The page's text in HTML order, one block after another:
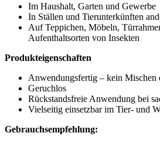
Im Haushalt, Garten und Gewerbe
In Ställen und Tierunterkünften
Auf Teppichen, Möbeln,
Aufenthaltsorten von Insekten
Produkteigenschaften
Anwendungsfertig – kein Mischen
Geruchlos
Rückstandsfreie Anwendung bei
Vielseitig einsetzbar im Tier- und
Gebrauchsempfehlung: